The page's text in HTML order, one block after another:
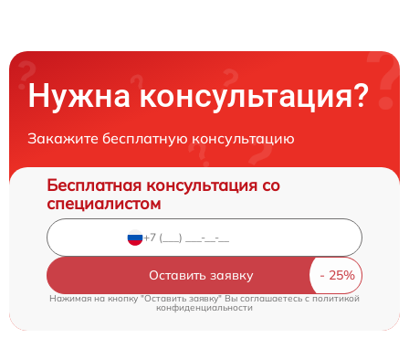
Нужна консультация?
Закажите бесплатную консультацию
Бесплатная консультация со
специалистом
Оставить заявку
Нажимая на кнопку "Оставить заявку" Вы соглашаетесь cполитикой
конфиденциальности